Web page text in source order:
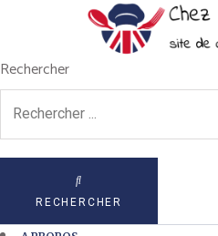
Rechercher
RECHERCHER